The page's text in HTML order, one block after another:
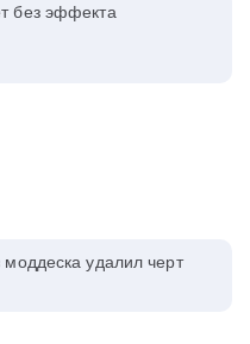
без эффекта
удалил черт